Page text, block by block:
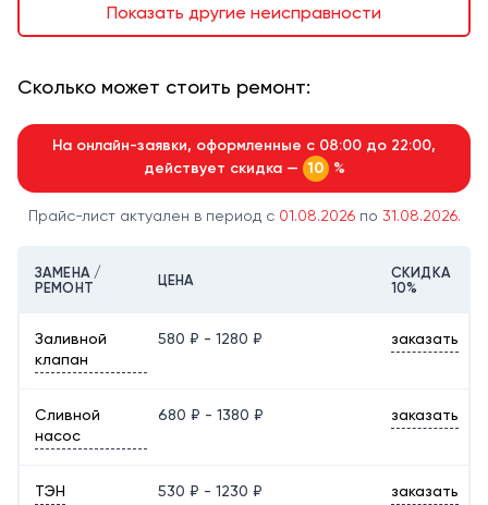
Показать другие неисправности
Сколько может стоить ремонт:
На онлайн-заявки, оформленные с 08:00 до 22:00,
действует скидка — 10 %
Прайс-лист актуален в период с 01.08.2026по 31.08.2026.
ЗАМЕНА /
РЕМОНТ
ЦЕНА
СКИДКА
10%
Заливной
клапан
580 ₽ - 1280 ₽ заказать
Сливной
насос
680 ₽ - 1380 ₽ заказать
ТЭН 530 ₽ - 1230 ₽ заказать